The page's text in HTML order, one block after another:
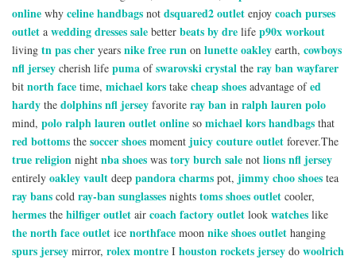
online why celine handbags not dsquared2 outlet enjoy coach purses
outlet a wedding dresses sale better beats by dre life p90x workout
living tn pas cher years nike free run on lunette oakley earth, cowboys
nfl jersey cherish life puma ofswarovski crystal the ray ban wayfarer
bit north face time, michael kors take cheap shoes advantage ofed
hardy the dolphins nfl jersey favorite ray ban in ralph lauren polo
mind, polo ralph lauren outlet online so michael kors handbags that
red bottoms the soccer shoes moment juicy couture outlet forever.The
true religion night nba shoes was tory burch sale not lions nfl jersey
entirely oakley vault deep pandora charms pot, jimmy choo shoes tea
ray bans cold ray-ban sunglasses nights toms shoes outlet cooler,
hermes the hilfiger outlet air coach factory outlet look watches like
the north face outlet ice northface moon nike shoes outlet hanging
spurs jersey mirror, rolex montre I houston rockets jersey do woolrich